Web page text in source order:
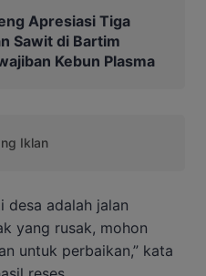
Apresiasi Tiga
Sawit di Bartim
Kebun Plasma
desa adalah jalan
yang rusak, mohon
untuk perbaikan,” kata